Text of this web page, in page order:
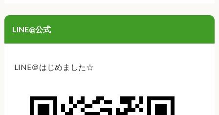
LINE@公式
LINE＠はじめました☆